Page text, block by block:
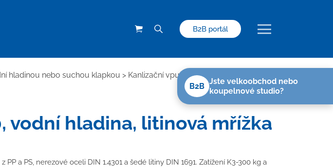
B2B portál
hladinou nebo suchou klapkou > Kanlizační vpusti s litinovou mřížkou
vodní hladina, litinová mřížka
PP a PS, nerezové oceli DIN 1.4301 a šedé litiny DIN 1691. Zatížení K3-300 kg a
B2B
Jste velkoobchod nebo
koupelnové studio?